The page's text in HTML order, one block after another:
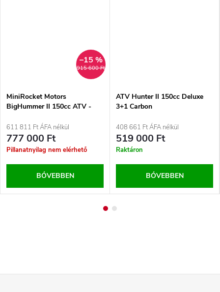
915 600 Ft
–15 %
MiniRocket Motors
BigHummer II 150cc ATV -
611 811 Ft ÁFA nélkül
777 000 Ft
Pillanatnyilag nem elérhető
BŐVEBBEN
ATV Hunter II 150cc Deluxe
3+1 Carbon
408 661 Ft ÁFA nélkül
519 000 Ft
Raktáron
BŐVEBBEN